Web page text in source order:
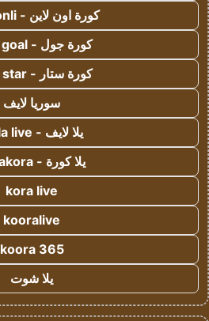
كورة اون لاين - kora onli
كورة جول - kora goal
كورة ستار - kora star
سوريا لايف
يلا لايف - yalla live
يلا كورة - yallakora
kora live
kooralive
koora 365
يلا شوت